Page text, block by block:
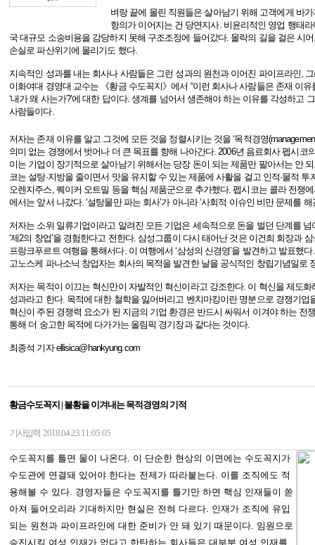
벼랑 끝에 몰린 직원들은 살아남기 위해 고객에게 바
항의가 이어지는 건 당연지사. 비윤리적인 영업 행태
국 대규모 소송비용을 감당하지 못해 구조조정에 들어갔다. 몰락의 길을 걸은 시
손실로 파산위기에 몰리기도 했다.
지속적인 성과를 내는 회사나 사람들은 그런 성과의 원천과 이어진 파이프라인,
이화여대 경영대 교수는 《황금 수도꼭지》에서 “이런 회사나 사람들은 존재 이유
‘내가 왜 사는가?’에 대한 답이다. 생계를 넘어서 생존해야 하는 이유를 각성하고
사람들이다.
저자는 존재 이유를 알고 그것에 모든 것을 정렬시키는 것을 ‘목적경영
의미 없는 경쟁에서 벗어나 더 큰 목표를 향해 나아간다. 2006년 음료회사 펩시코
이는 기업이 장기적으로 살아남기 위해서는 당장 돈이 되는 제품만 팔아서는 안
코는 설탕·지방을 줄이면서 맛을 유지할 수 있는 제품에 사활을 걸고 인적·물적
오렌지주스, 퀘이커 오트밀 등을 핵심 제품군으로 추가했다. 펩시코는 콜라 전쟁
에서는 앞서 나갔다. ‘설탕물만 파는 회사’가 아니라 ‘사회적 이슈인 비만 문제를
저자는 소위 일류기업이라고 알려진 모든 기업은 세속적으로 돈을 벌던 단계를
‘제2의 창업’을 경험한다고 전한다. 삼성그룹이 다시 태어난 것은 이건희 회장과
프랑크푸르트 여행을 통해서다. 이 여행에서 ‘삼성의 신경영’을 발견하고 발표했
고노스케 파나소닉 창업자는 회사의 목적을 발견한 날을 공식적인 창립기념일로
저자는 목적이 이끄는 혁신만이 자발적인 혁신이라고 강조한다. 이 혁신을 제도
성과라고 한다. 목적에 대한 철학을 잃어버리고 벤치마킹이란 명분으로 경쟁기업
혁신이 주된 경쟁력 요소가 된 지금의 기업 환경은 반드시 싸워서 이겨야 하는 전
통해 더 숭고한 목적에 다가가는 올림픽 경기장과 같다는 것이다.
최종석 기자 ellisica@hankyung.com
황금수도꼭지 | 불황을 이겨내는 목적경영의 기적
기사입력 2018.04.23 11:05:05
수도꼭지를 틀면 물이 나온다. 이 단순한 현상의 이면에는 수도꼭지가
수도관에 연결돼 있어야 한다는 전제가 따라붙는다. 이를 조직에도 적
용해볼 수 있다. 경영자들은 수도꼭지를 틀기만 하면 핵심 인재들이 쏟
아져 들어오리라 기대하지만 현실은 전혀 다르다. 인재가 조직에 유입
되는 원천과 파이프라인에 대한 준비가 안 돼 있기 때문이다. 임원으로
승진시킬 여성 인재가 없다고 한탄하는 회사들은 대부분 여성 인재를